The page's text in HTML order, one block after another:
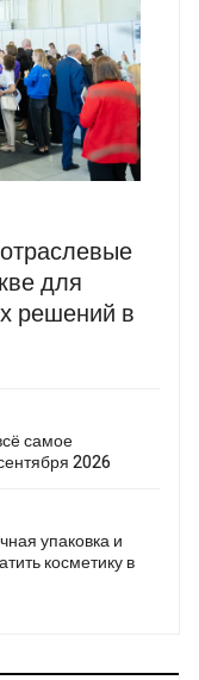
для
решений в
самое
2026
упаковка и
косметику в